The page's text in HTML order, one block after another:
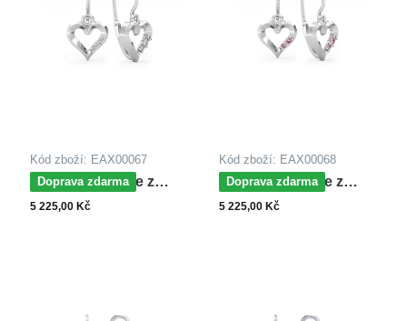
Kód zboží: EAX00067
Doprava zdarma
MOISS náušnice z
bílého zlata SRDCE
5 225,00 Kč
Kód zboží: EAX00068
Doprava zdarma
MOISS náušnice z
bílého zlata SRDCE
5 225,00 Kč